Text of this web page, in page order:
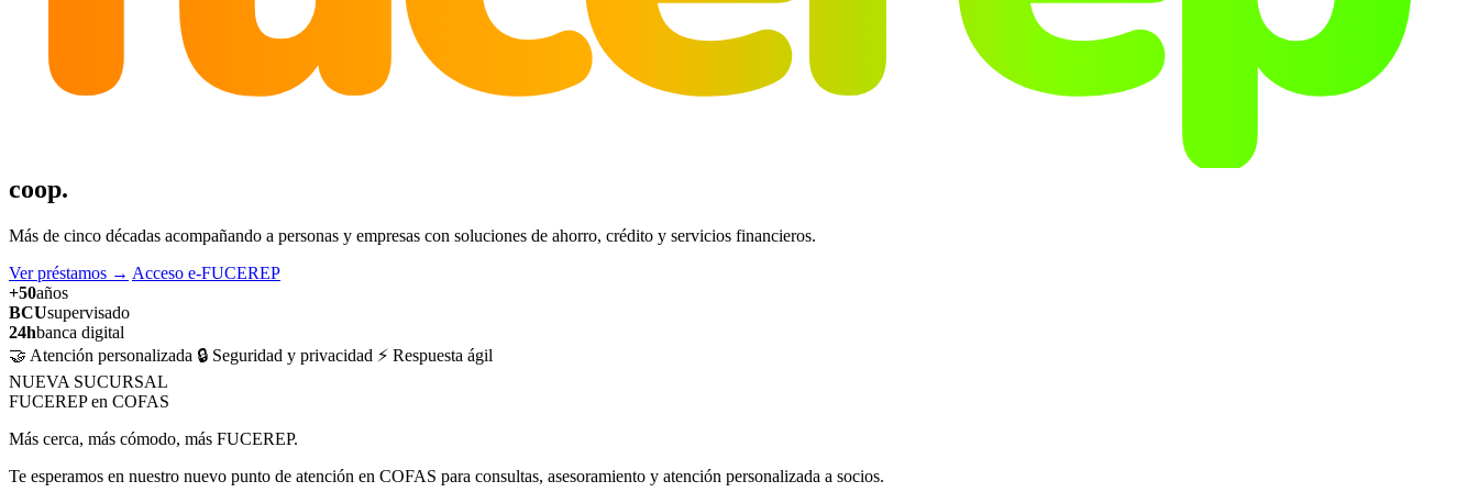
coop.
Más de cinco décadas acompañando a personas y empresas con soluciones de ahorro, crédito y servicios financieros.
Ver préstamos → Acceso e-FUCEREP
+50años
BCUsupervisado
24hbanca digital
🤝 Atención personalizada 🔒 Seguridad y privacidad ⚡ Respuesta ágil
NUEVA SUCURSAL
FUCEREP en COFAS
Más cerca, más cómodo, más FUCEREP.
Te esperamos en nuestro nuevo punto de atención en COFAS para consultas, asesoramiento y atención personalizada a socios.